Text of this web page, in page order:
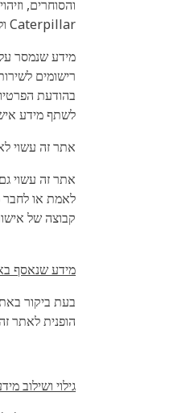
והסוחרים,
Caterpillar ולעוסקים להבין ולנתח את העסקאות באתר זה, לרבות אתרים אלקטרוניים, וכן את התנהגויות המשתמש באתר זה.
לשתף מידע
אתר זה עשוי
לאמת או לחבר
קבוצה של
מידע שנאסף
הופנית לאתר
גילוי ושילוב